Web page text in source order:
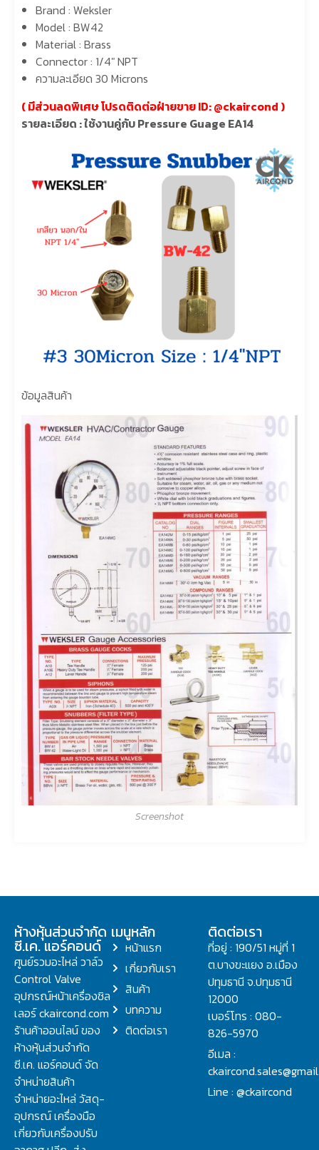
Brand : Weksler
Model : BW42
Material : Brass
Connector : 1/4″ NPT
ความละเอียด 30 Microns
( มีส่วนลดพิเศษ โปรดติดต่อฝ่ายขาย ID: @ckaircond )
รายละเอียด : ใช้งานคู่กับ Pressure Guage EA14
ข้อมูลสินค้า
Screenshot
ห้างหุ้นส่วนจำกัด
ซี.เค. แอร์คอนด์
ศูนย์รวมอะไหล่ วาล์ว
Control Valve
อุปกรณ์หน้าเครื่องชิล
เลอร์ ckaircond.com
ร้านค้าออนไลน์ ของ
ห้างหุ้นส่วนจำกัด
ซี.เค. แอร์คอนด์ จัด
จำหน่ายสินค้า
จำหน่ายอะไหล่ วัสดุ-
อุปกรณ์ เครื่องมือ
เกี่ยวกับเครื่องปรับ
เมนูหลัก
หน้าแรก
เกี่ยวกับเรา
สินค้า
บทความ
ติดต่อเรา
ติดต่อเรา
ที่อยู่ : 190/51 หมู่ที่ 1
ต.บางขะแยง อ.เมือง
ปทุมธานี จ.ปทุมธานี
12000
เบอร์โทร : 080-
826-5970
อีเมล :
Line : @ckaircond